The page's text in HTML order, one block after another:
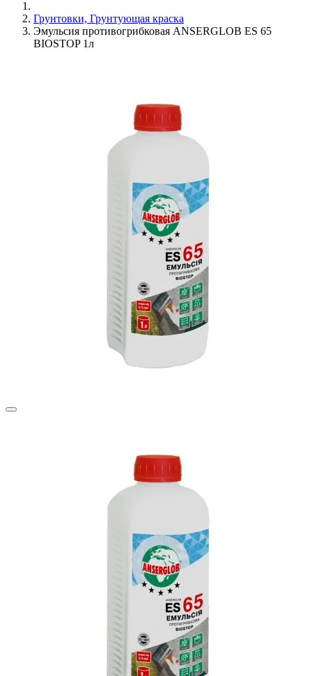
Грунтовки, Грунтующая краска
Эмульсия противогрибковая ANSERGLOB ES 65
BIOSTOP 1л